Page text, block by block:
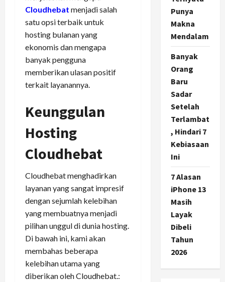
Cloudhebat menjadi salah
satu opsi terbaik untuk
hosting bulanan yang
ekonomis dan mengapa
banyak pengguna
memberikan ulasan positif
terkait layanannya.
Keunggulan
Hosting
Cloudhebat
Cloudhebat menghadirkan
layanan yang sangat impresif
dengan sejumlah kelebihan
yang membuatnya menjadi
pilihan unggul di dunia hosting.
Di bawah ini, kami akan
membahas beberapa
kelebihan utama yang
diberikan oleh Cloudhebat.:
Punya
Makna
Mendalam
Banyak
Orang
Baru
Sadar
Setelah
Terlambat
, Hindari 7
Kebiasaan
Ini
7 Alasan
iPhone 13
Masih
Layak
Dibeli
Tahun
2026